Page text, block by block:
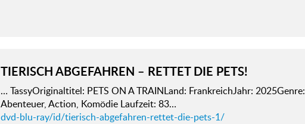
TIERISCH ABGEFAHREN – RETTET DIE PETS!
… TassyOriginaltitel: PETS ON A TRAINLand: FrankreichJahr: 2025Genre:
Abenteuer, Action, Komödie Laufzeit: 83…
dvd-blu-ray/id/tierisch-abgefahren-rettet-die-pets-1/